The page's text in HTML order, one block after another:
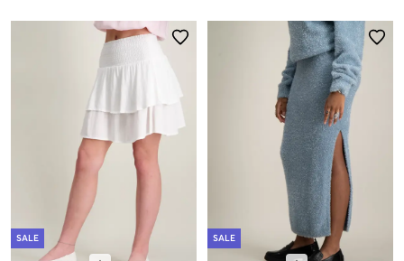
SALE SALE